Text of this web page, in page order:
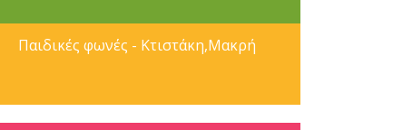
Παιδικές φωνές - Κτιστάκη,Μακρή